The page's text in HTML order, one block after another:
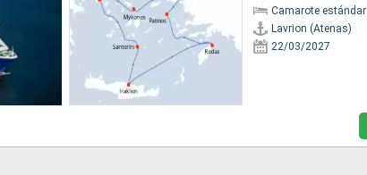
Camarote estándar
Lavrion (Atenas)
22/03/2027